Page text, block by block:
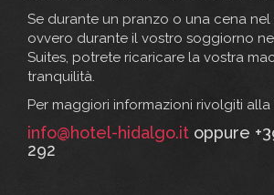
Se durante un pranzo o una cena nel
ovvero durante il vostro soggiorno
Suites, potrete ricaricare la vostra
tranquilità.
Per maggiori informazioni rivolgiti
info@hotel-hidalgo.it oppure
292